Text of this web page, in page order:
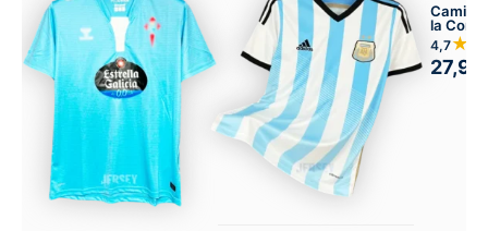
la
4,7
27,99